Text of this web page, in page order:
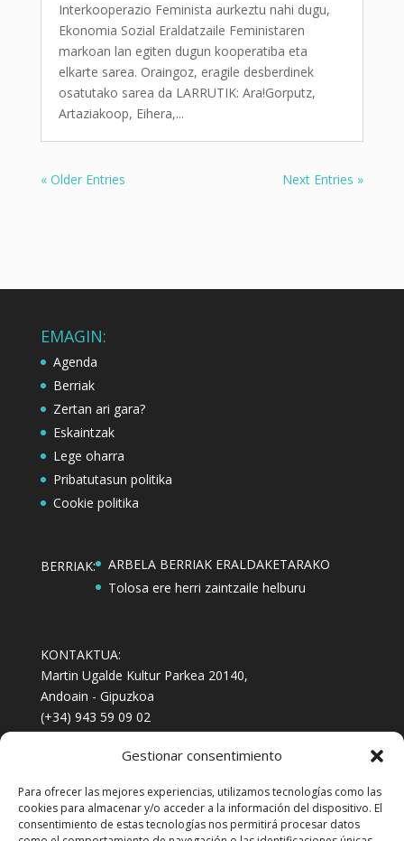
Gestionar consentimiento
Para ofrecer las mejores experiencias, utilizamos tecnologías como las
cookies para almacenar y/o acceder a la información del dispositivo. El
consentimiento de estas tecnologías nos permitirá procesar datos
Interkooperazio Feminista aurkeztu nahi dugu,
Ekonomia Sozial Eraldatzaile Feministaren
markoan lan egiten dugun kooperatiba eta
elkarte sarea. Oraingoz, eragile desberdinek
osatutako sarea da LARRUTIK: Ara!Gorputz,
Artaziakoop, Eihera,...
« Older Entries Next Entries »
EMAGIN:
Agenda
Berriak
Zertan ari gara?
Eskaintzak
Lege oharra
Pribatutasun politika
Cookie politika
BERRIAK:
ARBELA BERRIAK ERALDAKETARAKO
Tolosa ere herri zaintzaile helburu
KONTAKTUA:
Martin Ugalde Kultur Parkea 20140,
Andoain - Gipuzkoa
(+34) 943 59 09 02
(+34) 722 711 311
emagin@emagin.eus
Berripapera jaso nahi? izena eman